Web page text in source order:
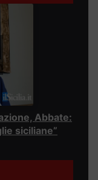
Abbate:
siciliane”